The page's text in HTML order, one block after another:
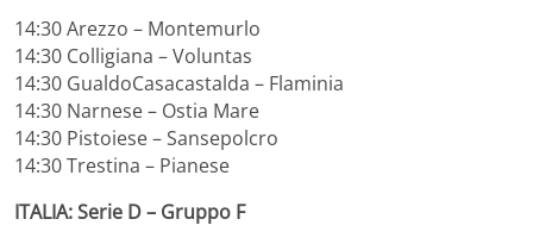
14:30 Arezzo – Montemurlo
14:30 Colligiana – Voluntas
14:30 GualdoCasacastalda – Flaminia
14:30 Narnese – Ostia Mare
14:30 Pistoiese – Sansepolcro
14:30 Trestina – Pianese
ITALIA: Serie D – Gruppo F